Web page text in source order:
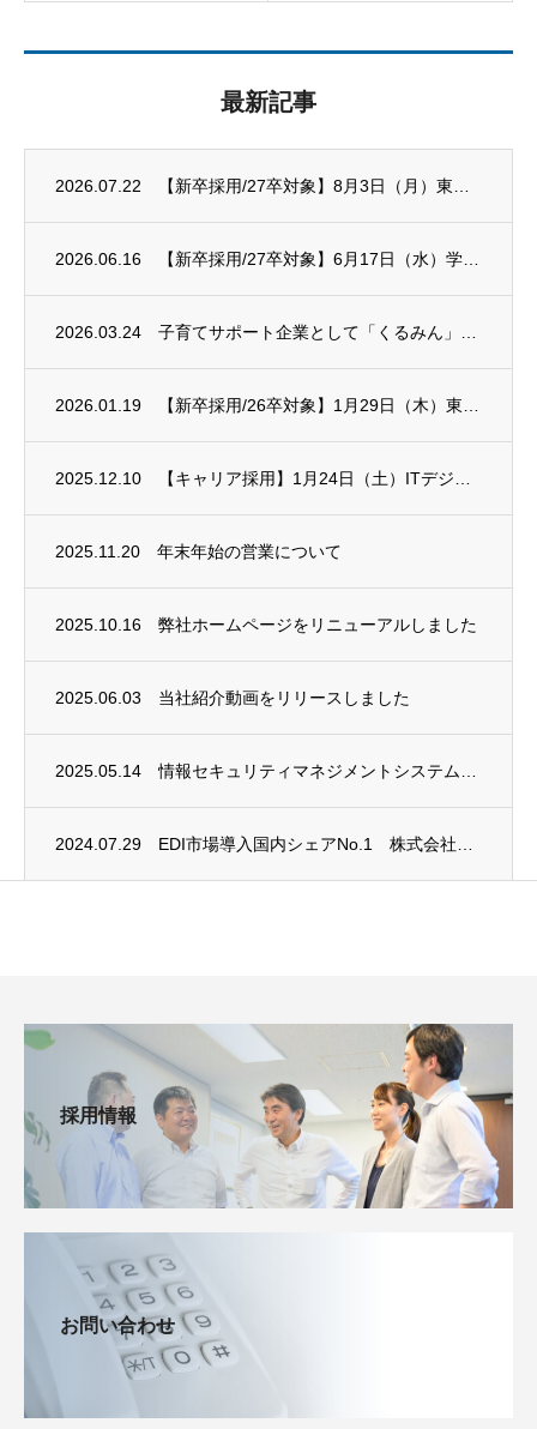
最新記事
2026.07.22
2026.06.16
2026.03.24
2026.01.19
2025.12.10
2025.11.20 年末年始の営業について
2025.10.16 弊社ホームページをリニューアルしました
2025.06.03 当社紹介動画をリリースしました
2025.05.14
2024.07.29
採用情報
お問い合わせ